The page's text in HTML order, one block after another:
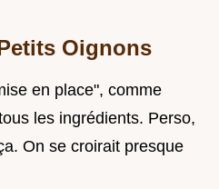
Oignons
en place", comme
les ingrédients. Perso,
On se croirait presque